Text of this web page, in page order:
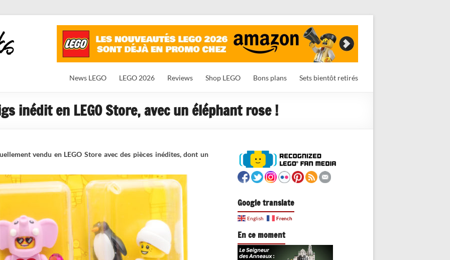
News LEGO LEGO 2026 Reviews Shop LEGO Bons plans Sets bientôt retirés
inédit en LEGO Store, avec un éléphant rose !
vendu en LEGO Store avec des pièces inédites, dont un
Google translate
English French
En ce moment